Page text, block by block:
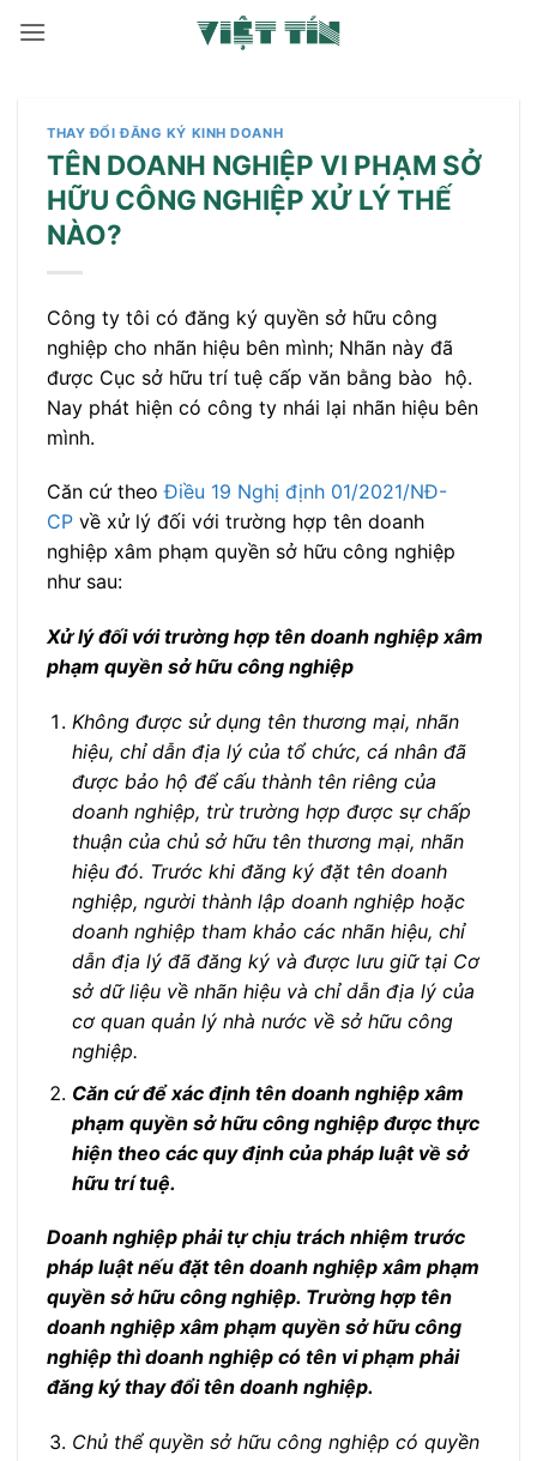
qua
THAY ĐỔI ĐĂNG KÝ KINH DOANH
TÊN DOANH NGHIỆP VI PHẠM SỞ
HỮU CÔNG NGHIỆP XỬ LÝ THẾ
NÀO?
Công ty tôi có đăng ký quyền sở hữu công
nghiệp cho nhãn hiệu bên mình; Nhãn này đã
được Cục sở hữu trí tuệ cấp văn bằng bào hộ.
Nay phát hiện có công ty nhái lại nhãn hiệu bên
mình.
Căn cứ theoĐiều 19 Nghị định 01/2021/NĐ-
CP về xử lý đối với trường hợp tên doanh
nghiệp xâm phạm quyền sở hữu công nghiệp
như sau:
Xử lý đối với trường hợp tên doanh nghiệp xâm
phạm quyền sở hữu công nghiệp
Không được sử dụng tên thương mại, nhãn
hiệu, chỉ dẫn địa lý của tổ chức, cá nhân đã
được bảo hộ để cấu thành tên riêng của
doanh nghiệp, trừ trường hợp được sự chấp
thuận của chủ sở hữu tên thương mại, nhãn
hiệu đó. Trước khi đăng ký đặt tên doanh
nghiệp, người thành lập doanh nghiệp hoặc
doanh nghiệp tham khảo các nhãn hiệu, chỉ
dẫn địa lý đã đăng ký và được lưu giữ tại Cơ
sở dữ liệu về nhãn hiệu và chỉ dẫn địa lý của
cơ quan quản lý nhà nước về sở hữu công
nghiệp.
Căn cứ để xác định tên doanh nghiệp xâm
phạm quyền sở hữu công nghiệp được thực
hiện theo các quy định của pháp luật về sở
hữu trí tuệ.
Doanh nghiệp phải tự chịu trách nhiệm trước
pháp luật nếu đặt tên doanh nghiệp xâm phạm
quyền sở hữu công nghiệp. Trường hợp tên
doanh nghiệp xâm phạm quyền sở hữu công
nghiệp thì doanh nghiệp có tên vi phạm phải
đăng ký thay đổi tên doanh nghiệp.
Chủ thể quyền sở hữu công nghiệp có quyền